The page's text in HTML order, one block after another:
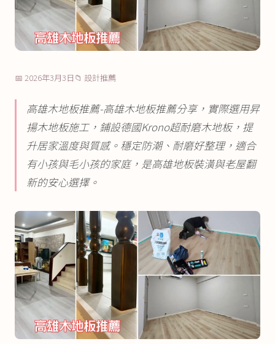
📅 2026年3月3日 📁 設計推薦
高雄木地板推薦-高雄木地板推薦分享，實際選用昇
揚木地板施工，鋪設德國Krono超耐磨木地板，提
升居家溫度與質感。穩定防潮、耐磨好整理，適合
有小孩與毛小孩的家庭，是高雄地板裝潢與老屋翻
新的安心選擇。